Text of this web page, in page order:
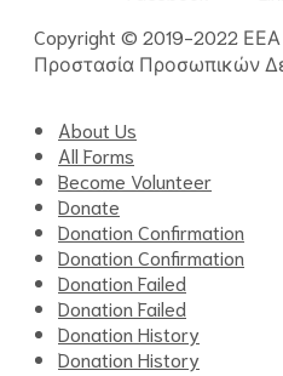
Copyright © 2019-2022 ΕΕΑ
Προστασία Προσωπικών
About Us
All Forms
Become Volunteer
Donate
Donation Confirmation
Donation Confirmation
Donation Failed
Donation Failed
Donation History
Donation History